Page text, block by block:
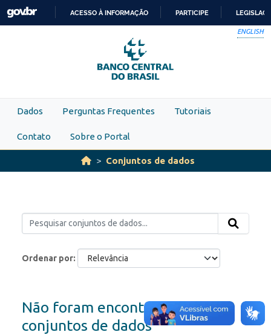
Skip to main content
PARA
O
CONTEÚDO
ACESSO À INFORMAÇÃO PARTICIPE
ENGLISH
Dados Perguntas Frequentes Tutoriais
Contato Sobre o Portal
Conjuntos de dados
Ordenar por
Não foram encontrados
conjuntos de dados